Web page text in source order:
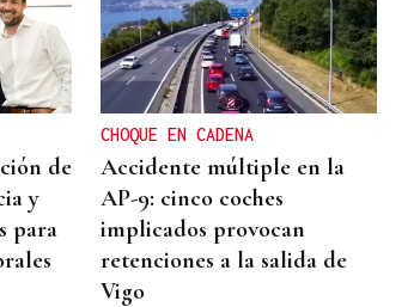
de
y
para
CHOQUE EN CADENA
Accidente múltiple en la
AP-9: cinco coches
implicados provocan
retenciones a la salida de
Vigo